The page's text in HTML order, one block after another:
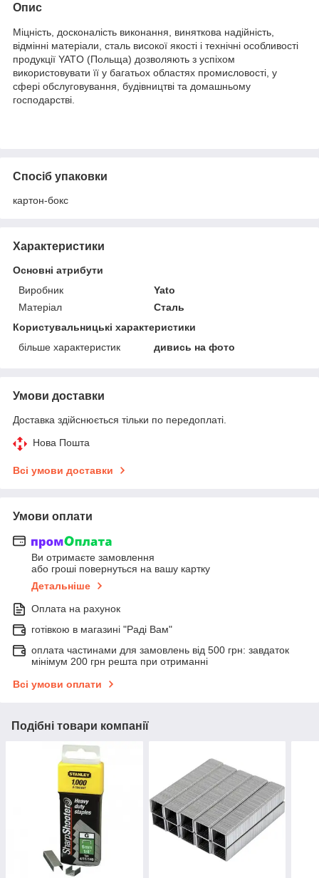
Опис
Міцність, досконалість виконання, виняткова надійність,
відмінні матеріали, сталь високої якості і технічні особливості
продукції YATO (Польща) дозволяють з успіхом
використовувати її у багатьох областях промисловості, у
сфері обслуговування, будівництві та домашньому
господарстві.
Спосіб упаковки
картон-бокс
Характеристики
Основні атрибути
Виробник
Yato
Матеріал
Сталь
Користувальницькі характеристики
більше характеристик
дивись на фото
Умови доставки
Доставка здійснюється тільки по передоплаті.
Нова Пошта
Всі умови доставки
Умови оплати
Ви отримаєте замовлення
або гроші повернуться на вашу картку
Детальніше
Оплата на рахунок
готівкою в магазині "Раді Вам"
оплата частинами для замовлень від 500 грн: завдаток
мінімум 200 грн решта при отриманні
Всі умови оплати
Подібні товари компанії